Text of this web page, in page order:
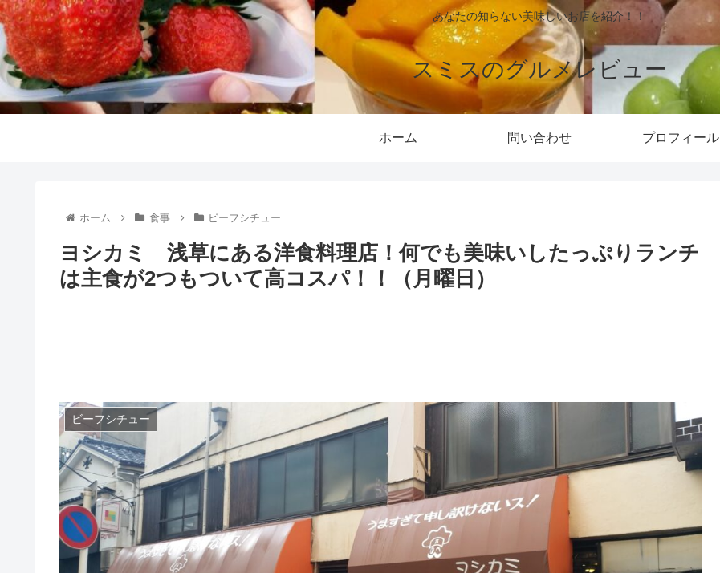
あなたの知らない美味しいお店を紹介！！
スミスのグルメレビュー
ホーム 問い合わせ プロフィール
ホーム 食事 ビーフシチュー
ヨシカミ 浅草にある洋食料理店！何でも美味いしたっぷりランチ
は主食が2つもついて高コスパ！！（月曜日）
ビーフシチュー